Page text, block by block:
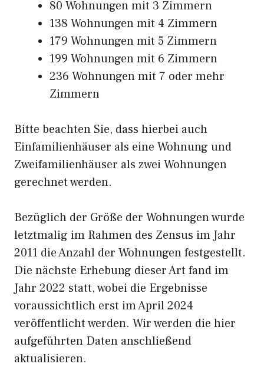
80 Wohnungen mit 3 Zimmern
138 Wohnungen mit 4 Zimmern
179 Wohnungen mit 5 Zimmern
199 Wohnungen mit 6 Zimmern
236 Wohnungen mit 7 oder mehr
Zimmern
Bitte beachten Sie, dass hierbei auch
Einfamilienhäuser als eine Wohnung und
Zweifamilienhäuser als zwei Wohnungen
gerechnet werden.
Bezüglich der Größe der Wohnungen wurde
letztmalig im Rahmen des Zensus im Jahr
2011 die Anzahl der Wohnungen festgestellt.
Die nächste Erhebung dieser Art fand im
Jahr 2022 statt, wobei die Ergebnisse
voraussichtlich erst im April 2024
veröffentlicht werden. Wir werden die hier
aufgeführten Daten anschließend
aktualisieren.